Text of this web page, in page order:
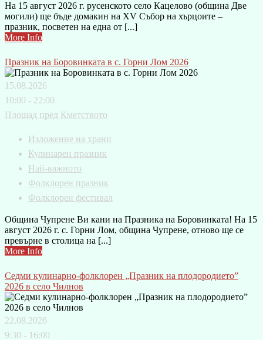
На 15 август 2026 г. русенското село Кацелово (община Две
могили) ще бъде домакин на XV Събор на хърцоите –
празник, посветен на една от [...]
More Info
Празник на Боровинката в с. Горни Лом 2026
15.08.2026
10:00 - 22:00
Площад пред Кметството
Изложение на храни
Кулинарен празник
Най-важното
Фолклорен празник
Фолклорен фестивал
Община Чупрене Ви кани на Празника на Боровинката! На 15
август 2026 г. с. Горни Лом, община Чупрене, отново ще се
превърне в столица на [...]
More Info
Седми кулинарно-фолклорен „Празник на плодородието”
2026 в село Чилнов
22.08.2026
9:30 - 16:00